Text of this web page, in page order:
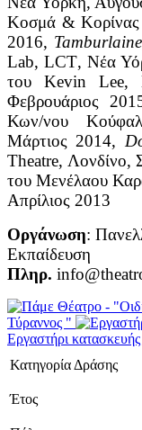
Κοσμά &
2016, Tamburlaine
Lab,LCT, Νέα
τουKevin Lee,
Φεβρουάριος
Κων/νου
Μάρτιος 2014,
Theatre, Λονδίνο,
του Μενέλαου
Απρίλιος 2013
Οργάνωση:
Εκπαίδευση
Πληρ.
Τύραννος "
Εργαστήρι
Κατηγορία Δράσης
Έτος